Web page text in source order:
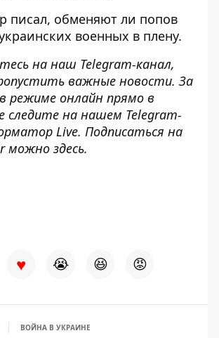
писал, обменяют ли попов
военных в плену.
на наш Telegram-канал,
важные новости. За
режиме онлайн прямо в
следите на нашем Telegram-
Live. Подписаться на
можно здесь.
♥ 😭 😆 😡
ВОЙНА В УКРАИНЕ